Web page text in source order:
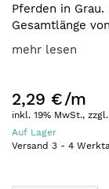
Pferden in
Gesamtlänge
mehr lesen
2,29 €/m
inkl. 19% MwSt., zzgl.
Auf Lager
Versand 3 - 4